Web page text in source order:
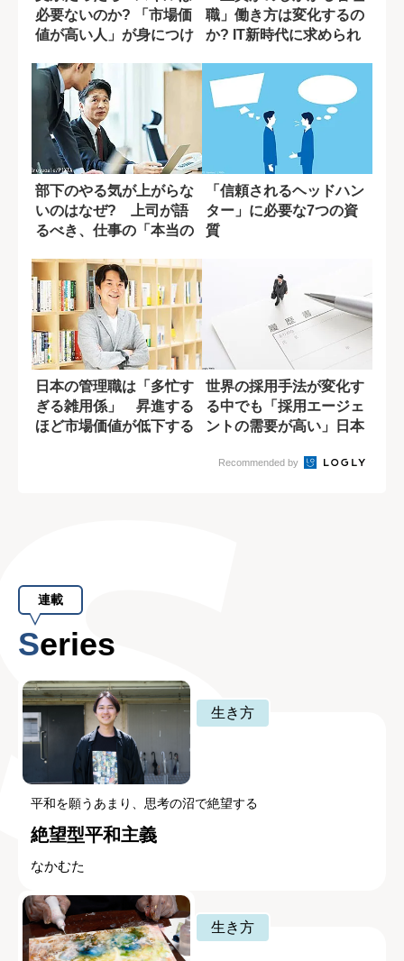
必要ないのか? 「市場価
値が高い人」が身につけ
職」働き方は変化するの
か? IT新時代に求められ
部下のやる気が上がらな
いのはなぜ? 上司が語
るべき、仕事の「本当の
「信頼されるヘッドハン
ター」に必要な7つの資
質
日本の管理職は「多忙す
ぎる雑用係」 昇進する
ほど市場価値が低下する
世界の採用手法が変化す
る中でも「採用エージェ
ントの需要が高い」日本
Recommended by
連載
Series
生き方
平和を願うあまり、思考の沼で絶望する
絶望型平和主義
なかむた
生き方